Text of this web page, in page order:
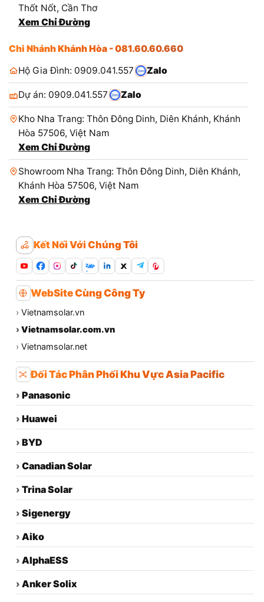
Thốt Nốt, Cần Thơ
Xem Chỉ Đường
Chi Nhánh Khánh Hòa - 081.60.60.660
Hộ Gia Đình: 0909.041.557
Zalo
Dự án: 0909.041.557 Zalo
Kho Nha Trang: Thôn Đông Dinh, Diên Khánh, Khánh
Hòa 57506, Việt Nam
Xem Chỉ Đường
Showroom Nha Trang: Thôn Đông Dinh, Diên Khánh,
Khánh Hòa 57506, Việt Nam
Xem Chỉ Đường
Kết Nối Với Chúng Tôi
Zalo
WebSite Cùng Công Ty
› Vietnamsolar.vn
› Vietnamsolar.com.vn
› Vietnamsolar.net
Đối Tác Phân Phối Khu Vực Asia Pacific
› Panasonic
› Huawei
› BYD
› Canadian Solar
› Trina Solar
› Sigenergy
› Aiko
› AlphaESS
› Anker Solix